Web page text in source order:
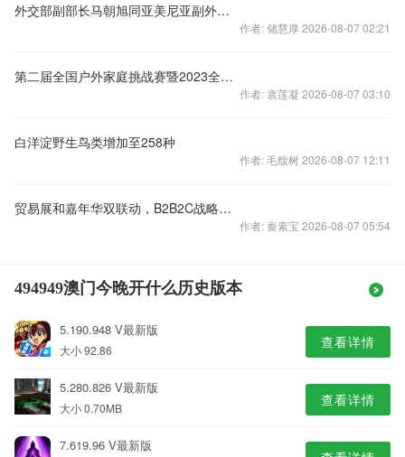
外交部副部长马朝旭同亚美尼亚副外长萨法良举行磋商
作者: 储慧厚 2026-08-07 02:21
第二届全国户外家庭挑战赛暨2023全国露营大会在成都邛崃市成功举
作者: 袁莲凝 2026-08-07 03:10
白洋淀野生鸟类增加至258种
作者: 毛馥树 2026-08-07 12:11
贸易展和嘉年华双联动，B2B2C战略一战到底！
作者: 秦素宝 2026-08-07 05:54
494949澳门今晚开什么历史版本
5.190.948 V最新版
大小 92.86 查看详情
5.280.826 V最新版
大小 0.70MB 查看详情
7.619.96 V最新版